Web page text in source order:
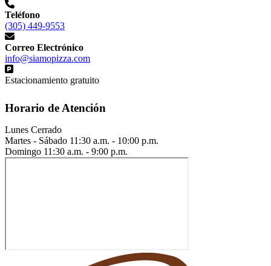
Teléfono
(305) 449-9553
Correo Electrónico
info@siamopizza.com
Estacionamiento gratuito
Horario de Atención
Lunes Cerrado
Martes - Sábado 11:30 a.m. - 10:00 p.m.
Domingo 11:30 a.m. - 9:00 p.m.